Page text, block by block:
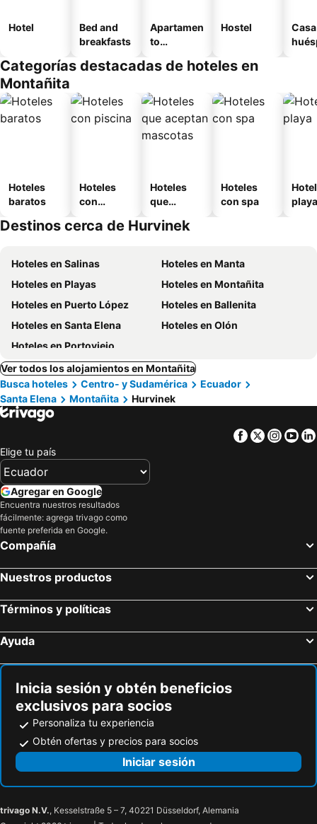
Hotel
Bed and
breakfasts
Apartamen
to
o
Hostel
Categorías destacadas de hoteles en
Montañita
Hoteles
baratos
Hoteles
con
Hoteles
que
mascotas
Hoteles
con spa
playa
Destinos cerca de Hurvinek
Hoteles en Salinas
Hoteles en Manta
Hoteles en Playas
Hoteles en Montañita
Hoteles en Puerto López
Hoteles en Ballenita
Hoteles en Santa Elena
Hoteles en Olón
Hoteles en Portoviejo
Ver todos los alojamientos en Montañita
Busca hoteles
Centro- y Sudamérica
Ecuador
Santa Elena
Montañita Hurvinek
Facebook
Twitter
Elige tu país
Agregar en Google
Encuentra nuestros resultados
fácilmente: agrega trivago como
fuente preferida en Google.
Compañía
Nuestros productos
Términos y políticas
Ayuda
Inicia sesión y obtén beneficios
exclusivos para socios
Personaliza tu experiencia
Obtén ofertas y precios para socios
Iniciar sesión
trivago N.V., Kesselstraße 5 – 7, 40221 Düsseldorf, Alemania